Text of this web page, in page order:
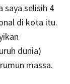
saya selisih 4
di kota itu.
dunia)
massa.